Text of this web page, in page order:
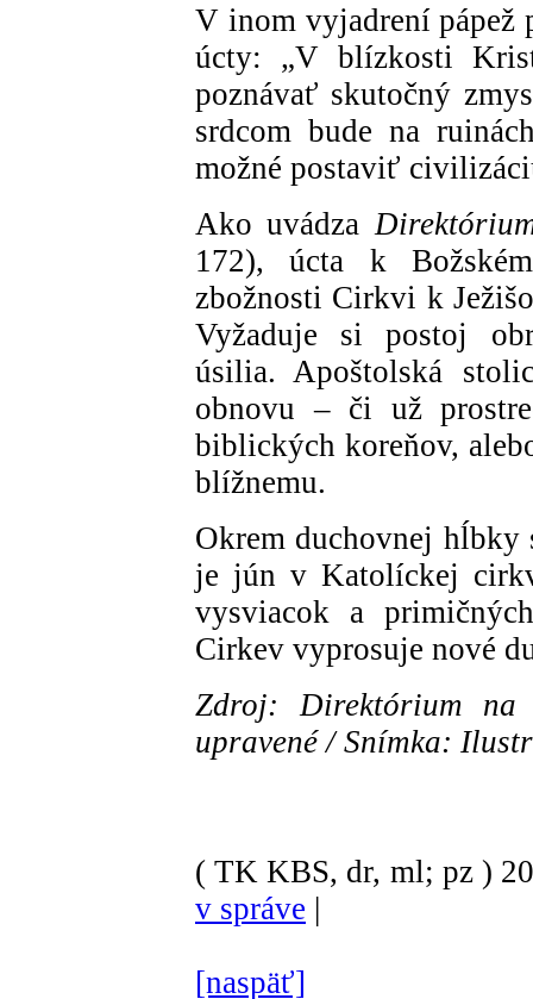
V inom vyjadrení pápež
úcty: „V blízkosti
poznávať skutočný
srdcom bude na
možné postaviť
Ako uvádza
172), úcta k
zbožnosti Cirkvi k
Vyžaduje si postoj
úsilia. Apoštolská
obnovu – či už
biblických koreňov,
blížnemu.
Okrem duchovnej hĺbky
je jún v Katolíckej
vysviacok a
Cirkev vyprosuje nové
Zdroj: Direktórium na
upravené / Snímka:
( TK KBS, dr, ml; pz )
v správe |
[naspäť]